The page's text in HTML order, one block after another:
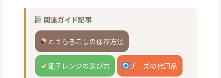
関連ガイド記事
とうもろこしの保存方法
電子レンジの選び方 チーズの代用品